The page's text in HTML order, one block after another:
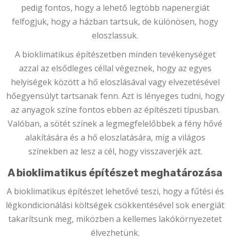
pedig fontos, hogy a lehető legtöbb napenergiát
felfogjuk, hogy a házban tartsuk, de különösen, hogy
eloszlassuk.
A bioklimatikus építészetben minden tevékenységet
azzal az elsődleges céllal végeznek, hogy az egyes
helyiségek között a hő eloszlásával vagy elvezetésével
hőegyensúlyt tartsanak fenn. Azt is lényeges tudni, hogy
az anyagok színe fontos ebben az építészeti típusban.
Valóban, a sötét színek a legmegfelelőbbek a fény hővé
alakítására és a hő eloszlatására, míg a világos
színekben az lesz a cél, hogy visszaverjék azt.
A bioklimatikus építészet meghatározása
A bioklimatikus építészet lehetővé teszi, hogy a fűtési és
légkondicionálási költségek csökkentésével sok energiát
takarítsunk meg, miközben a kellemes lakókörnyezetet
élvezhetünk.